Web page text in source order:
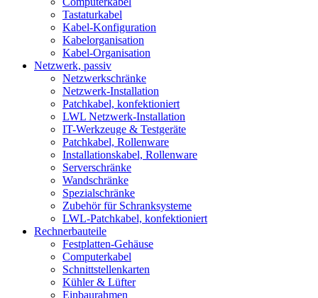
Tastaturkabel
Kabel-Konfiguration
Kabelorganisation
Kabel-Organisation
Netzwerk, passiv
Netzwerkschränke
Netzwerk-Installation
Patchkabel, konfektioniert
LWL Netzwerk-Installation
IT-Werkzeuge & Testgeräte
Patchkabel, Rollenware
Installationskabel, Rollenware
Serverschränke
Wandschränke
Spezialschränke
Zubehör für Schranksysteme
LWL-Patchkabel, konfektioniert
Rechnerbauteile
Festplatten-Gehäuse
Computerkabel
Schnittstellenkarten
Kühler & Lüfter
Einbaurahmen